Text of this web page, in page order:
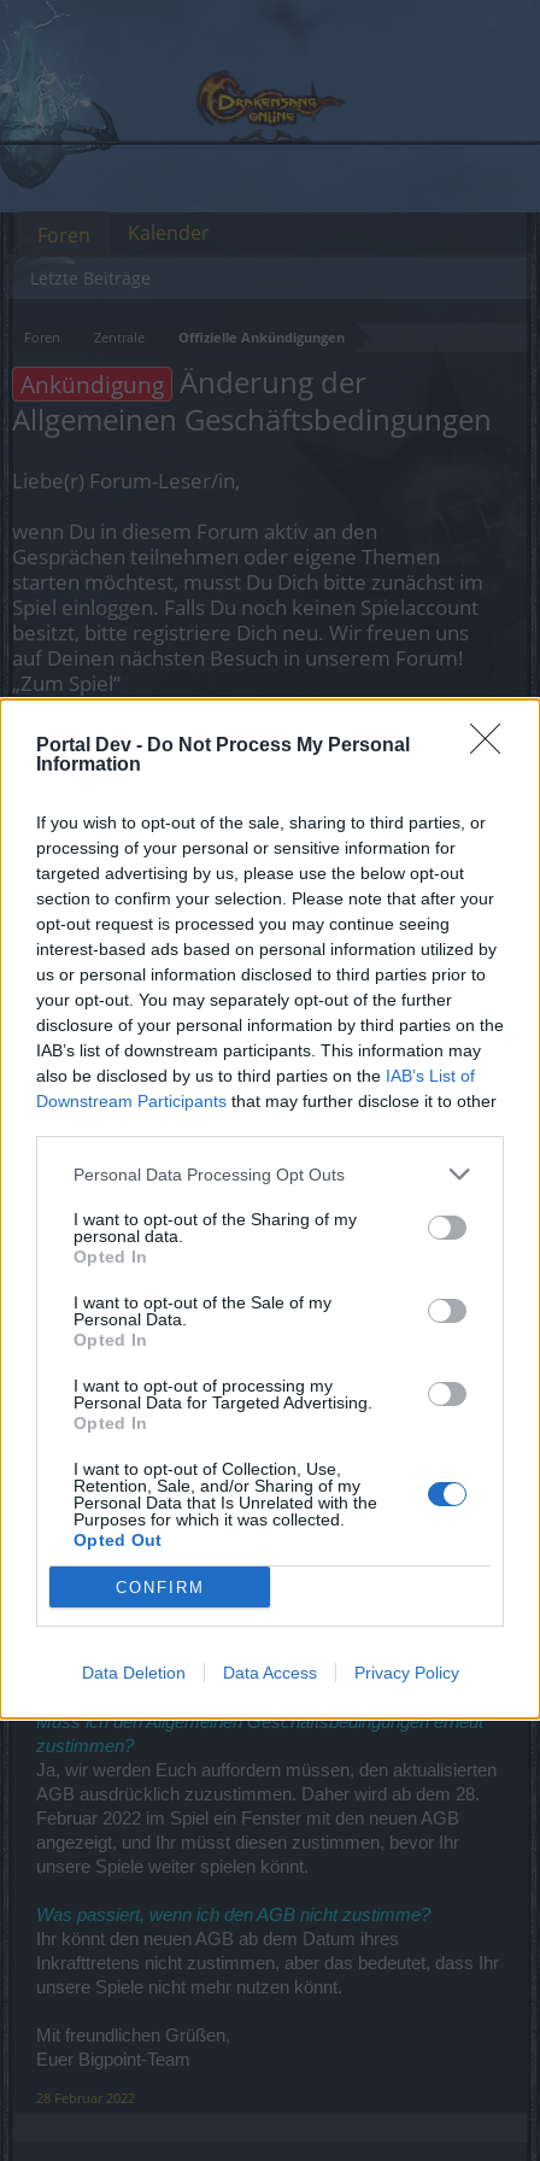
Portal Dev - Do Not Process My Personal
Information
If you wish to opt-out of the sale, sharing to third parties, or
processing of your personal or sensitive information for
targeted advertising by us, please use the below opt-out
section to confirm your selection. Please note that after your
opt-out request is processed you may continue seeing
interest-based ads based on personal information utilized by
us or personal information disclosed to third parties prior to
your opt-out. You may separately opt-out of the further
disclosure of your personal information by third parties on the
IAB’s list of downstream participants. This information may
also be disclosed by us to third parties on the IAB’s List of
Downstream Participants that may further disclose it to other
Personal Data Processing Opt Outs
I want to opt-out of the Sharing of my
personal data.
Opted In
I want to opt-out of the Sale of my
Personal Data.
Opted In
I want to opt-out of processing my
Personal Data for Targeted Advertising.
Opted In
I want to opt-out of Collection, Use,
Retention, Sale, and/or Sharing of my
Personal Data that Is Unrelated with the
Purposes for which it was collected.
Opted Out
CONFIRM
Data Deletion Data Access Privacy Policy
Foren Zentrale Offizielle Ankündigungen
Ankündigung Änderung der
Allgemeinen Geschäftsbedingungen
Liebe(r) Forum-Leser/in,
wenn Du in diesem Forum aktiv an den
Gesprächen teilnehmen oder eigene Themen
starten möchtest, musst Du Dich bitte zunächst im
Spiel einloggen. Falls Du noch keinen Spielaccount
besitzt, bitte registriere Dich neu. Wir freuen uns
auf Deinen nächsten Besuch in unserem Forum!
„Zum Spiel“
Team Leader
Team Drakensang Online
Liebe Spieler,
am28. Februar 2022wird Bigpoint einigeÄnderungen an
den Allgemeinen Geschäftsbedingungen (AGB)
vornehmen.
Im Folgenden erklären wir, welche Änderungen
vorgenommen werden.
Wird diese Änderung alle Spieler betreffen?
Die Änderung betrifft alle Spieler mit Ausnahme von
eine andere Version unserer Allgemeinen
Geschäftsbedingungen gilt. Sie bleiben von den
den AGB erneut zuzustimmen.
Welche Änderungen werden an den AGB vorgenommen?
Abonnements.
Mit den Änderungen wird das deutsche Gesetz über faire
Abonnements, die ab dem 1. März 2022 abgeschlossen
werden, verlängern sich nach Ablauf der Erstlaufzeit
automatisch auf unbestimmte Zeit und können mit einer
kürzeren Frist für Abonnements mit kürzerer Erstlaufzeit,
sofern anwendbar).
Was wird mit meinem bestehenden Abonnement
geschehen?
Für alle Abonnements, die vor dem 1. März 2022
abgeschlossen wurden, ändert sich nichts. Diese Verträge
ursprünglichen Zeitraums.
Muss ich den Allgemeinen Geschäftsbedingungen erneut
zustimmen?
Ja, wir werden Euch auffordern müssen, den aktualisierten
AGB ausdrücklich zuzustimmen. Daher wird ab dem 28.
Februar 2022 im Spiel ein Fenster mit den neuen AGB
angezeigt, und Ihr müsst diesen zustimmen, bevor Ihr
unsere Spiele weiter spielen könnt.
Was passiert, wenn ich den AGB nicht zustimme?
Ihr könnt den neuen AGB ab dem Datum ihres
Inkrafttretens nicht zustimmen, aber das bedeutet, dass Ihr
unsere Spiele nicht mehr nutzen könnt.
Mit freundlichen Grüßen,
Euer Bigpoint-Team
28 Februar 2022
Foren
Letzte Beiträge
Kalender